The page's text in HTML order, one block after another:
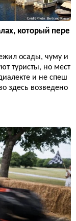
который пере
осады, чуму и
туристы, но мест
и не спеш
здесь возведено